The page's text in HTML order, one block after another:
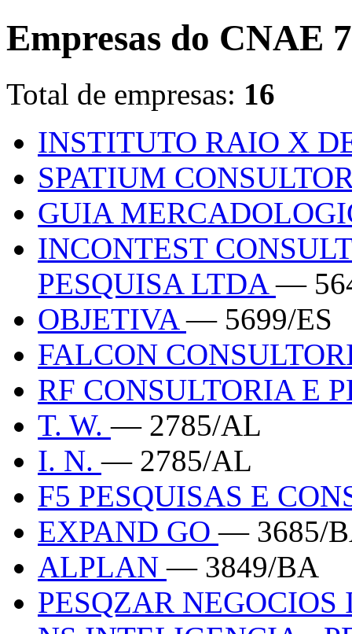
Empresas do CNAE
Total de empresas: 16
INSTITUTO RAIO X
SPATIUM
GUIA
INCONTEST
PESQUISA LTDA—
OBJETIVA— 5699/ES
FALCON
RF CONSULTORIA E
T. W.— 2785/AL
I. N.— 2785/AL
F5 PESQUISAS E
EXPAND GO— 3685/
ALPLAN— 3849/BA
PESQZAR